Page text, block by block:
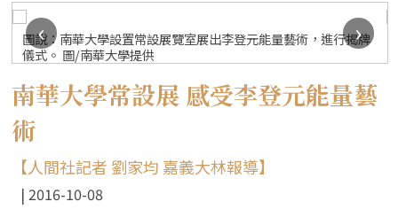
圖說：南華大學設置常設展覽室展出李登元能量藝術，進行揭牌
儀式。 圖/南華大學提供
‹
›
南華大學常設展 感受李登元能量藝
術
【人間社記者 劉家均 嘉義大林報導】
2016-10-08